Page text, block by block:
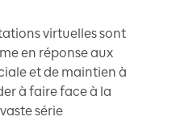
virtuelles sont
en réponse aux
et de maintien à
à faire face à la
série